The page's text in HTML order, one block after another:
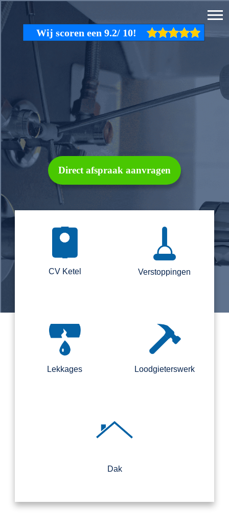
Direct afspraak aanvragen
CV Ketel Verstoppingen
Lekkages Loodgieterswerk
Dak